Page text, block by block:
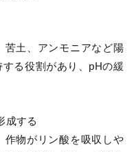
苦土、アンモニアなど陽
る役割があり、pHの緩
成する
作物がリン酸を吸収しや